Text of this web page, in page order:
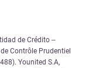
de Crédito –
Contrôle Prudentiel
Younited S.A,